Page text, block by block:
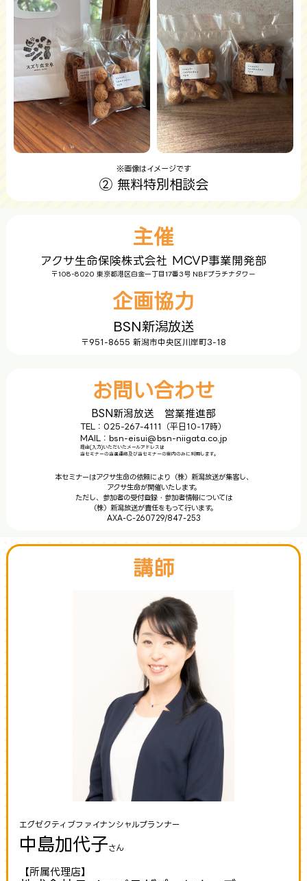
※画像はイメージです
② 無料特別相談会
主催
アクサ生命保険株式会社 MCVP事業開発部
〒108-8020 東京都港区白金一丁目17番3号 NBFプラチナタワー
企画協力
BSN新潟放送
〒951-8655 新潟市中央区川岸町3-18
お問い合わせ
BSN新潟放送 営業推進部
TEL：025-267-4111（平日10-17時）
MAIL： bsn-eisui@bsn-niigata.co.jp
提出(入力)いただいたメールアドレスは
当セミナーの当選連絡及び当セミナーの案内のみに利用します。
本セミナーはアクサ生命の依頼により（株）新潟放送が集客し、
アクサ生命が開催いたします。
ただし、参加者の受付登録・参加者情報については
（株）新潟放送が責任をもって行います。
AXA-C-260729/847-253
講師
エグゼクティブファイナンシャルプランナー
中島加代子さん
【所属代理店】